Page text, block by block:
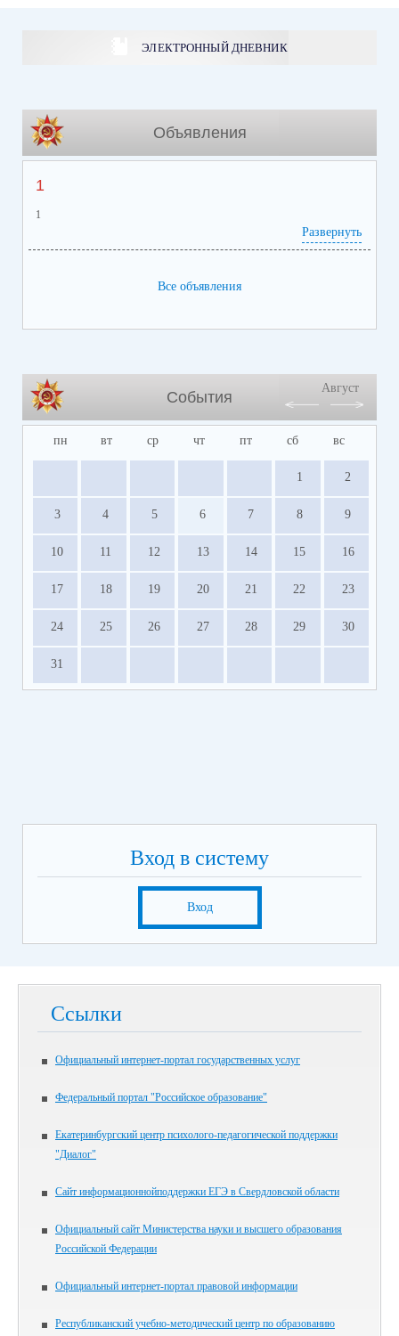
ЭЛЕКТРОННЫЙ ДНЕВНИК
Объявления
1
1
Развернуть
Все объявления
События
Август
пн вт ср чт пт сб вс
1 2
3 4 5 6 7 8 9
10 11 12 13 14 15 16
17 18 19 20 21 22 23
24 25 26 27 28 29 30
31
Вход в систему
Вход
Ссылки
Официальный интернет-портал государственных услуг
Федеральный портал "Российское образование"
Екатеринбургский центр психолого-педагогической поддержки
"Диалог"
Сайт информационнойподдержки ЕГЭ в Свердловской области
Официальный сайт Министерства науки и высшего образования
Российской Федерации
Официальный интернет-портал правовой информации
Республиканский учебно-методический центр по образованию